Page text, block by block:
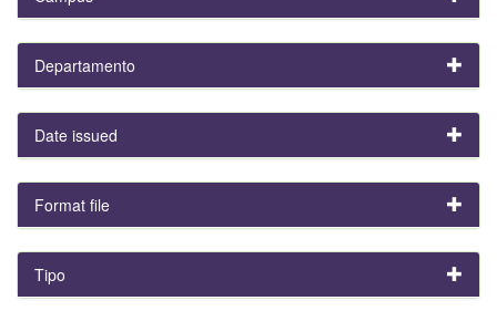
Departamento
Date issued
Format file
Tipo